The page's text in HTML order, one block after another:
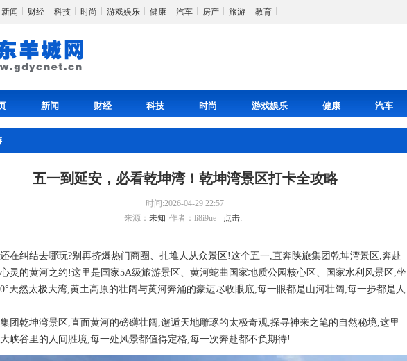
新闻 财经 科技 时尚 游戏娱乐 健康 汽车 房产 旅游 教育
新闻 财经 科技 时尚 游戏娱乐 健康 汽车
五一到延安，必看乾坤湾！乾坤湾景区打卡全攻略
时间:2026-04-29 22:57
来源： 未知 作者：li8i9ue 点击:
在纠结去哪玩?别再挤爆热门商圈、扎堆人从众景区!这个五一,直奔陕旅集团乾坤湾景区,奔赴
灵的黄河之约!这里是国家5A级旅游景区、黄河蛇曲国家地质公园核心区、国家水利风景区,坐
天然太极大湾,黄土高原的壮阔与黄河奔涌的豪迈尽收眼底,每一眼都是山河壮阔,每一步都是人
团乾坤湾景区,直面黄河的磅礴壮阔,邂逅天地雕琢的太极奇观,探寻神来之笔的自然秘境,这里
峡谷里的人间胜境,每一处风景都值得定格,每一次奔赴都不负期待!